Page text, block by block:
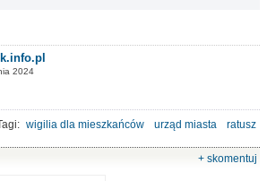
2024
wigilia dla mieszkańców urząd miasta ratusz
+ skomentuj